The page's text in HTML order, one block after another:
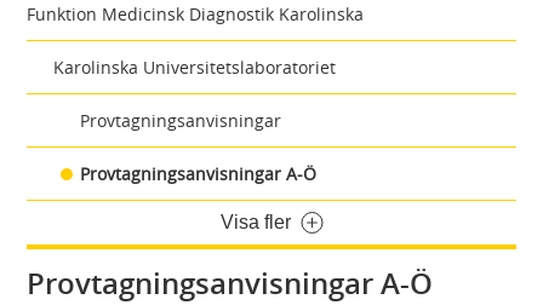
Funktion Medicinsk Diagnostik Karolinska
Karolinska Universitetslaboratoriet
Provtagningsanvisningar
Provtagningsanvisningar A-Ö
Visa fler
Provtagningsanvisningar A-Ö